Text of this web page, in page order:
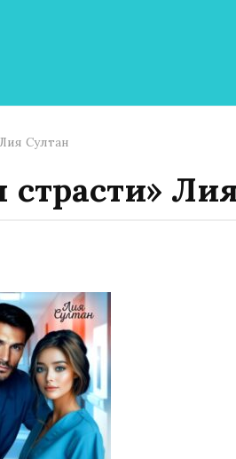
Султан